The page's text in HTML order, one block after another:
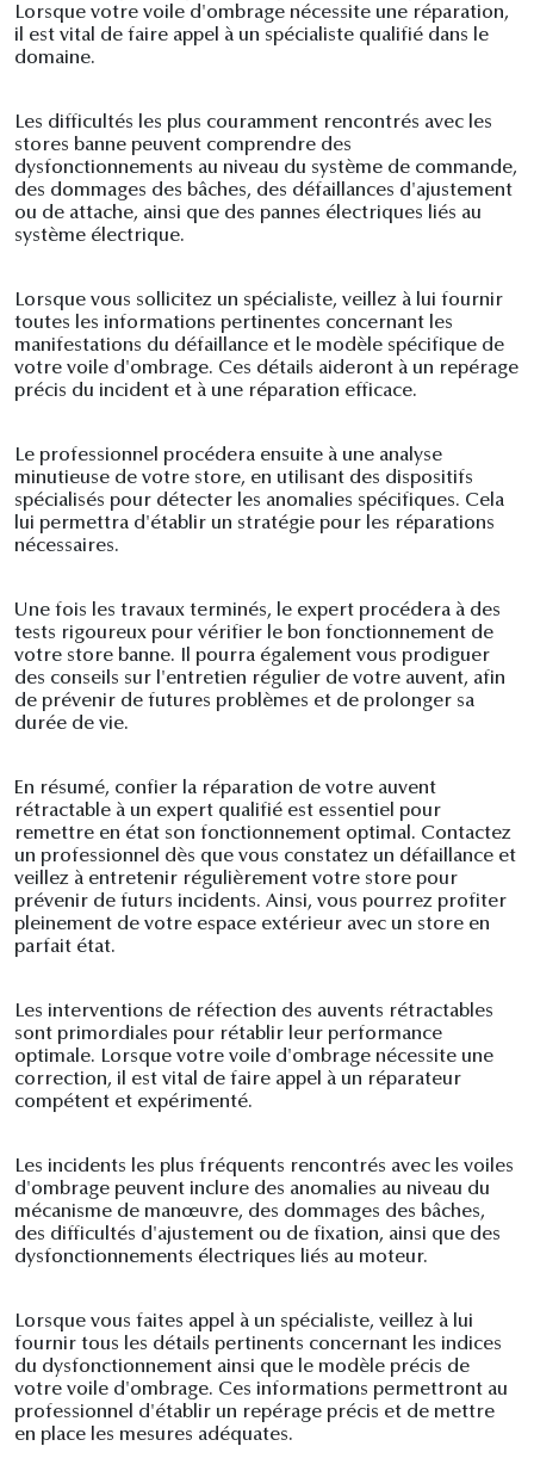
Lorsque votre voile d'ombrage nécessite une réparation,
il est vital de faire appel à un spécialiste qualifié dans le
domaine.
Les difficultés les plus couramment rencontrés avec les
stores banne peuvent comprendre des
dysfonctionnements au niveau du système de commande,
des dommages des bâches, des défaillances d'ajustement
ou de attache, ainsi que des pannes électriques liés au
système électrique.
Lorsque vous sollicitez un spécialiste, veillez à lui fournir
toutes les informations pertinentes concernant les
manifestations du défaillance et le modèle spécifique de
votre voile d'ombrage. Ces détails aideront à un repérage
précis du incident et à une réparation efficace.
Le professionnel procédera ensuite à une analyse
minutieuse de votre store, en utilisant des dispositifs
spécialisés pour détecter les anomalies spécifiques. Cela
lui permettra d'établir un stratégie pour les réparations
nécessaires.
Une fois les travaux terminés, le expert procédera à des
tests rigoureux pour vérifier le bon fonctionnement de
votre store banne. Il pourra également vous prodiguer
des conseils sur l'entretien régulier de votre auvent, afin
de prévenir de futures problèmes et de prolonger sa
durée de vie.
En résumé, confier la réparation de votre auvent
rétractable à un expert qualifié est essentiel pour
remettre en état son fonctionnement optimal. Contactez
un professionnel dès que vous constatez un défaillance et
veillez à entretenir régulièrement votre store pour
prévenir de futurs incidents. Ainsi, vous pourrez profiter
pleinement de votre espace extérieur avec un store en
parfait état.
Les interventions de réfection des auvents rétractables
sont primordiales pour rétablir leur performance
optimale. Lorsque votre voile d'ombrage nécessite une
correction, il est vital de faire appel à un réparateur
compétent et expérimenté.
Les incidents les plus fréquents rencontrés avec les voiles
d'ombrage peuvent inclure des anomalies au niveau du
mécanisme de manœuvre, des dommages des bâches,
des difficultés d'ajustement ou de fixation, ainsi que des
dysfonctionnements électriques liés au moteur.
Lorsque vous faites appel à un spécialiste, veillez à lui
fournir tous les détails pertinents concernant les indices
du dysfonctionnement ainsi que le modèle précis de
votre voile d'ombrage. Ces informations permettront au
professionnel d'établir un repérage précis et de mettre
en place les mesures adéquates.